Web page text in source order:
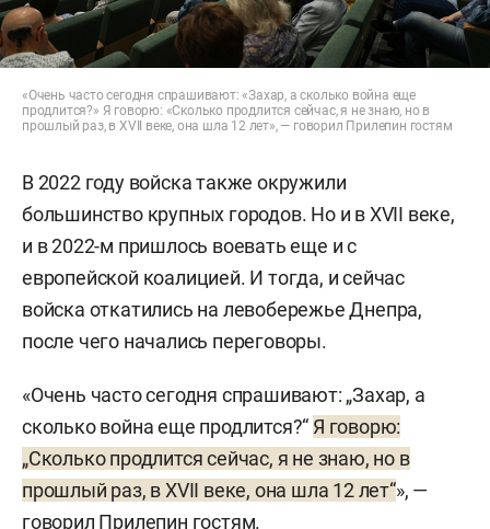
«Очень часто сегодня спрашивают: «Захар, а сколько война еще
продлится?» Я говорю: «Сколько продлится сейчас, я не знаю, но в
прошлый раз, в XVII веке, она шла 12 лет», — говорил Прилепин гостям
В 2022 году войска также окружили
большинство крупных городов. Но и в XVII веке,
и в 2022-м пришлось воевать еще и с
европейской коалицией. И тогда, и сейчас
войска откатились на левобережье Днепра,
после чего начались переговоры.
«Очень часто сегодня спрашивают: „Захар, а
сколько война еще продлится?“ Я говорю:
„Сколько продлится сейчас, я не знаю, но в
прошлый раз, в XVII веке, она шла 12 лет“», —
говорил Прилепин гостям.